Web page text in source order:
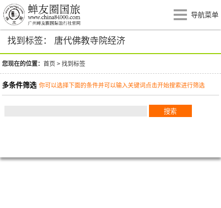
导航菜单
找到标签： 唐代佛教寺院经济
您现在的位置：首页 >找到标签
多条件筛选 你可以选择下面的条件并可以输入关键词点击开始搜索进行筛选